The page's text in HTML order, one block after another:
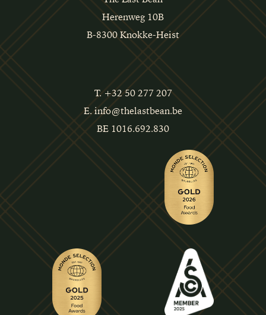
Herenweg 10B
B-8300 Knokke-Heist
T. +32 50 277 207
E. info@thelastbean.be
BE 1016.692.830